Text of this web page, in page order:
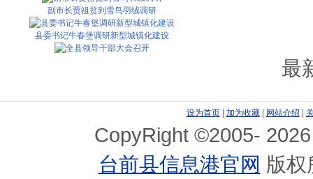
副市长贾祖贫到雪鸟羽绒调研
县委书记牛春堡调研新型城镇化建设
我县召开县委常委（扩大）会议
我县召开重点项目建设第十二次周调度会
最
设为首页| 加为收藏| 网站介绍 |
CopyRight ©2005-
台前县信息港官网 版权